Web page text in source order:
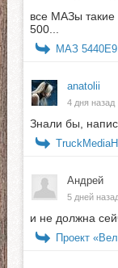
все МАЗы
500...
МАЗ
anatolii
4 дня назад
Знали бы,
Андрей
5 дней
и не должна
Проект